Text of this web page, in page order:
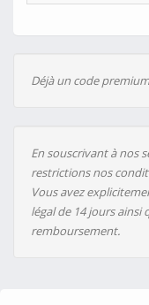
Déjà un code
En souscrivant à nos
restrictions nos
Vous avez
légal de 14 jours
remboursement.